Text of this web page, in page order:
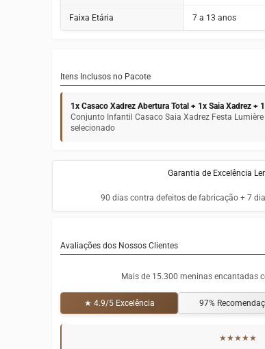
Faixa Etária 7 a 13 anos
Itens Inclusos no Pacote
1x Casaco Xadrez Abertura Total + 1x Saia Xadrez +
Conjunto Infantil Casaco Saia Xadrez Festa
selecionado
Garantia de Excelência
90 dias contra defeitos de fabricação + 7
Avaliações dos Nossos Clientes
Mais de 15.300 meninas encantadas
★ 4.9/5 Excelência 97%
★★★★★